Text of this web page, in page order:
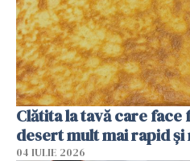
Clătita la tavă care
desert mult mai rapid și
04 IULIE 2026